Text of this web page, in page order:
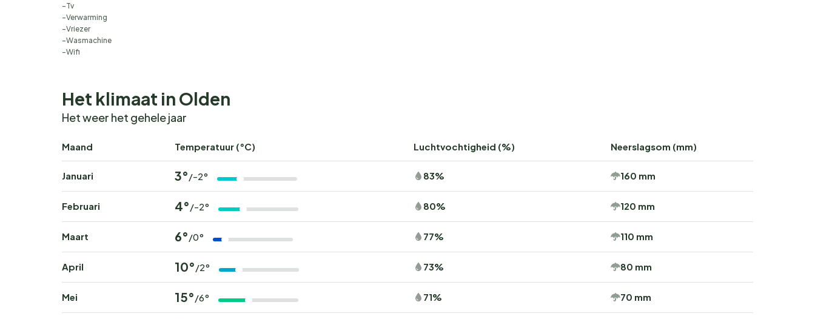
Tv
Verwarming
Vriezer
Wasmachine
Wifi
Het klimaat in Olden
Het weer het gehele jaar
Maand Temperatuur (°C) Luchtvochtigheid (%) Neerslagsom (mm)
Januari 3° /-2° 83% 160 mm
Februari 4° /-2° 80% 120 mm
Maart 6° /0° 77% 110 mm
April 10° /2° 73% 80 mm
Mei 15° /6° 71% 70 mm